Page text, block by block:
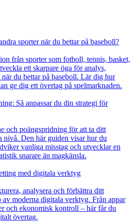
sporter när du bettar på baseboll?
från sporter som fotboll, tennis, basket,
ett skarpare öga för analys,
du bettar på baseboll. Lär dig hur
ge dig ett övertag på spelmarknaden.
Så anpassar du din strategi för
och poängspridning för att ta ditt
nivå. Den här guiden visar hur du
vanliga misstag och utvecklar en
snarare än magkänsla.
med digitala verktyg
analysera och förbättra ditt
av moderna digitala verktyg. Från appar
och ekonomisk kontroll – här får du
övertag.